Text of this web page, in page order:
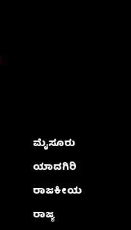
ಮೈಸೂರು
ಯಾದಗಿರಿ
ರಾಜಕೀಯ
ರಾಜ್ಯ